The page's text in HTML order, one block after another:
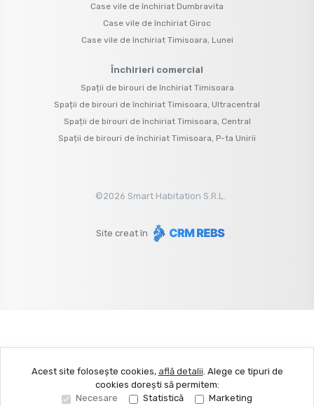
Case vile de închiriat Dumbravita
Case vile de închiriat Giroc
Case vile de închiriat Timisoara, Lunei
Închirieri comercial
Spații de birouri de închiriat Timisoara
Spații de birouri de închiriat Timisoara, Ultracentral
Spații de birouri de închiriat Timisoara, Central
Spații de birouri de închiriat Timisoara, P-ta Unirii
©2026 Smart Habitation S.R.L.
Site creat în
Acest site folosește cookies, află detalii. Alege ce tipuri de
cookies dorești să permitem:
Necesare
Statistică Marketing